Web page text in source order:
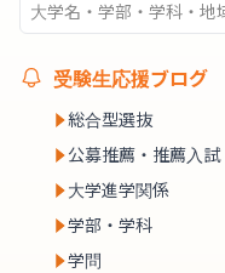
受験生応援ブログ
総合型選抜
公募推薦・推薦入試
大学進学関係
学部・学科
学問